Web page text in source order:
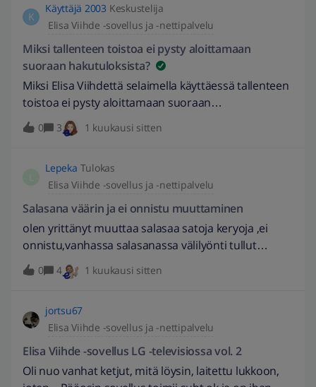
jalkapallo) useita minuutteja että pääsee
reaaliaikaan katselussa. Onko tämä tämmöstä
hamaan ikuisuuteen asti, ei mitään edistystä
neuvottelussa jos sitä edes käydään.Tämä tallenna
ja katso sen jälkeen on varsin hankala ja uskon että
asiakkaat äänestää jaloillaan ja irtisanoo
sopimuksiaan paljon jos tilanne ei muutu.
K
Käyttäjä 2003 Keskustelija
Elisa Viihde -sovellus ja -nettipalvelu
Miksi tallenteen toistoa ei pysty aloittamaan
suoraan hakutuloksista?
Miksi Elisa Viihdettä selaimella käyttäessä tallenteen
toistoa ei pysty aloittamaan suoraan
hakutuloksista? EDIT: 23.6.2026 // muokattu otsikkoa
kuvaavammaksi. -eepuska
0 3 1 kuukausi sitten
Lepeka Tulokas
Elisa Viihde -sovellus ja -nettipalvelu
Salasana väärin ja ei onnistu muuttaminen
olen yrittänyt muuttaa salasaa satoja keryoja ,ei
onnistu,vanhassa salasanassa välilyönti tullut
vahingossa enkä huomannut ennen talennusta. nyt
se vaatis omagurun avun joka on kallista. en voi
0 4 1 kuukausi sitten
jortsu67
Elisa Viihde -sovellus ja -nettipalvelu
Elisa Viihde -sovellus LG -televisiossa vol. 2
Oli nuo vanhat ketjut, mitä löysin, laitettu lukkoon,